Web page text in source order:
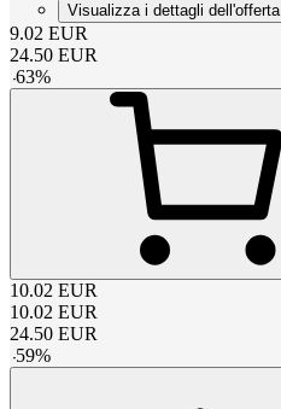
Visualizza i dettagli dell'offerta
9.02 EUR
24.50 EUR
-63%
10.02 EUR
10.02 EUR
24.50 EUR
-59%